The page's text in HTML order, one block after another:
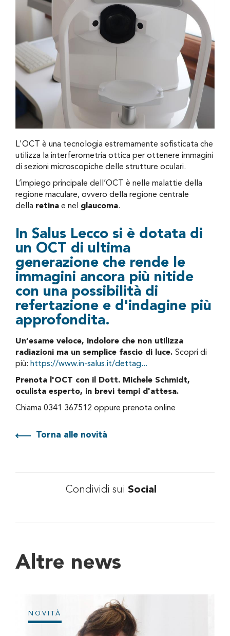
L'OCT è una tecnologia estremamente sofisticata che
utilizza la interferometria ottica per ottenere immagini
di sezioni microscopiche delle strutture oculari.
L’impiego principale dell’OCT è nelle malattie della
regione maculare, ovvero della regione centrale
della retina e nel glaucoma.
In Salus Lecco si è dotata di
un OCT di ultima
generazione che rende le
immagini ancora più nitide
con una possibilità di
refertazione e d'indagine più
approfondita.
Un’esame veloce, indolore che non utilizza
radiazioni ma un semplice fascio di luce. Scopri di
più: https://www.in-salus.it/dettag...
Prenota l'OCT con il Dott. Michele Schmidt,
oculista esperto, in brevi tempi d'attesa.
Chiama 0341 367512 oppure prenota online
Torna alle novità
Condividi sui Social
Altre news
NOVITÀ